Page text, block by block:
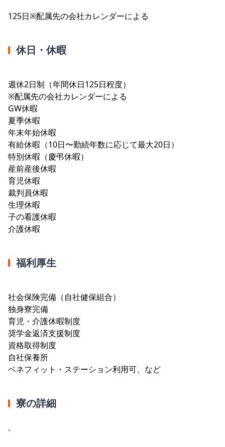
125日※配属先の会社カレンダーによる
休日・休暇
週休2日制（年間休日125日程度）
※配属先の会社カレンダーによる
GW休暇
夏季休暇
年末年始休暇
有給休暇（10日〜勤続年数に応じて最大20日）
特別休暇（慶弔休暇）
産前産後休暇
育児休暇
裁判員休暇
生理休暇
子の看護休暇
介護休暇
福利厚生
社会保険完備（自社健保組合）
独身寮完備
育児・介護休暇制度
奨学金返済支援制度
資格取得制度
自社保養所
ベネフィット・ステーション利用可、など
寮の詳細
-